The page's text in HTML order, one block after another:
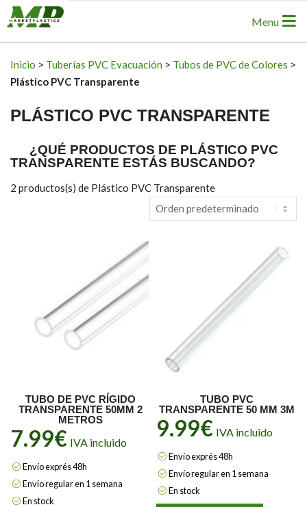
Skip
to
content
Primary
Navigation
Menu
Menu
Inicio > Tuberías PVC Evacuación > Tubos de PVC de Colores >
Plástico PVC Transparente
PLÁSTICO PVC TRANSPARENTE
¿QUÉ PRODUCTOS DE PLÁSTICO PVC
TRANSPARENTE ESTÁS BUSCANDO?
2 productos(s) de Plástico PVC Transparente
TUBO DE PVC RÍGIDO
TRANSPARENTE 50MM 2
METROS
7.99€ IVA incluido
Envío exprés 48h
Envío regular en 1 semana
En stock
TUBO PVC
TRANSPARENTE 50 MM 3M
9.99€ IVA incluido
Envío exprés 48h
Envío regular en 1 semana
En stock